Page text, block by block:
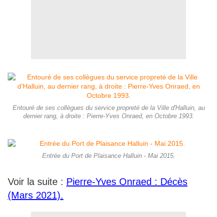
Entouré de ses collègues du service propreté de la Ville d'Halluin, au
dernier rang, à droite : Pierre-Yves Onraed, en Octobre 1993.
Entrée du Port de Plaisance Halluin - Mai 2015.
Voir la suite : Pierre-Yves Onraed : Décès
(Mars 2021).